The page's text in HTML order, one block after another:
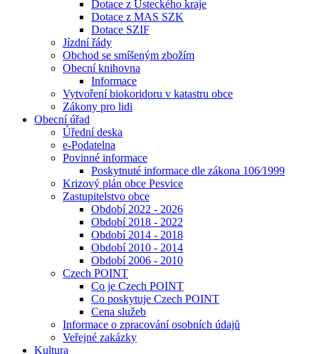
Dotace z Ústeckého kraje
Dotace z MAS SZK
Dotace SZIF
Jízdní řády
Obchod se smíšeným zbožím
Obecní knihovna
Informace
Vytvoření biokoridoru v katastru obce
Zákony pro lidi
Obecní úřad
Úřední deska
e-Podatelna
Povinné informace
Poskytnuté informace dle zákona 106⁄1999
Krizový plán obce Pesvice
Zastupitelstvo obce
Období 2022 - 2026
Období 2018 - 2022
Období 2014 - 2018
Období 2010 - 2014
Období 2006 - 2010
Czech POINT
Co je Czech POINT
Co poskytuje Czech POINT
Cena služeb
Informace o zpracování osobních údajů
Veřejné zakázky
Kultura